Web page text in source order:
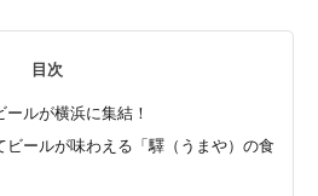
目次
ルが横浜に集結！
ビールが味わえる「驛（うまや）の食